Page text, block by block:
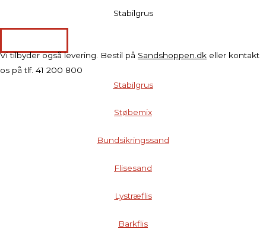
Stabilgrus
Vi tilbyder også levering. Bestil på Sandshoppen.dk eller kontakt
os på tlf. 41 200 800
Stabilgrus
Støbemix
Bundsikringssand
Flisesand
Lystræflis
Barkflis